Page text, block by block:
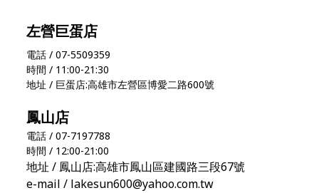
左營巨蛋店
電話 / 07-5509359
時間 / 11:00-21:30
地址 / 巨蛋店:高雄市左營區博愛二路600號
鳳山店
電話 / 07-7197788
時間 / 12:00-21:00
地址 / 鳳山店:高雄市鳳山區建國路三段67號
e-mail / lakesun600@yahoo.com.tw